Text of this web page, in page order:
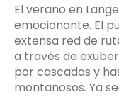
El verano en
emocionante. El
extensa red de
a través de
por cascadas y
montañosos. Ya